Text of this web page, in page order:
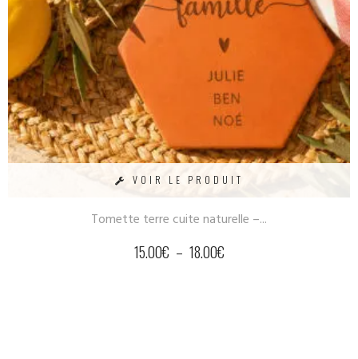
VOIR LE PRODUIT
Tomette terre cuite naturelle –...
15.00€ – 18.00€